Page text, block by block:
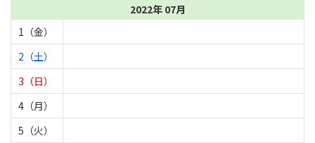
2022年 07月
1（金）
2（土）
3（日）
4（月）
5（火）